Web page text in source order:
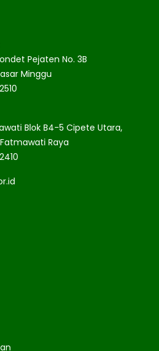
Pejaten No. 3B
Minggu
Blok B4-5 Cipete Utara,
Raya